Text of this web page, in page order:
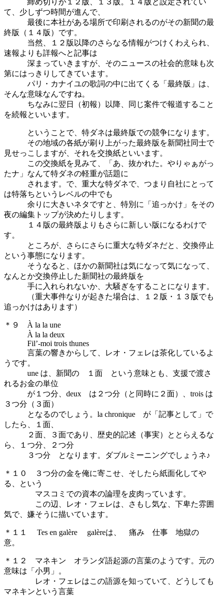
て、少しずつ時間が進んで、
最後に本社がある場所で印刷されるのがその新聞の最
終版（１４版）です。
当然、１２版以降のさらなる情報がつけくわえられ、
速報よりも詳報へと記事は
深まっていきますが、そのニュースの社会的意味も次
第にはっきりしてきています。
パリ・カナイユの歌詞の中に出てくる「最終版」は、
そんな意味なんですね。
ちなみに翌日（初報）以降、同じ案件で報道すること
を続報といいます。
ということで、特ダネは最終版での競争になります。
その地域の各紙が刷り上がった最終版を新聞社同士で
見せっこしますが、それを交換紙といいます。
この交換紙を見みて、「あ、抜かれた。やりゃぁがっ
たナ」なんて特ダネの軽重が話題に
されます。で、重大な特ダネで、つまり自社にとって
は特落ちというレベルの中でも
余りに大きいネタですと、特別に「追っかけ」をその
夜の編集トップが決めたりします。
１４版の最終版よりもさらに新しい版になるわけで
す。
ところが、さらにさらに重大な特ダネだと、交換停止
という事態になります。
そうなると、ほかの新聞社は気になって気になって、
なんとか交換停止した新聞社の最終版を
手に入れられないか、大騒ぎをすることになります。
（重大事件なりが起きた場合は、１２版・１３版でも
追っかけはあります）
＊９ À la la une
À la la deux
Fil’-moi trois thunes
言葉の響きからして、レオ・フェレは茶化しているよ
うです。
une は、新聞の １面 という意味とも、支援で渡さ
れるお金の単位
が１つ分、deux は２つ分（と同時に２面）、trois は
３つ分（３面）
となるのでしょう。la chronique が「記事として」で
したら、１面、
２面、３面であり、歴史的記述（事実）ととらえるな
ら、１つ分、２つ分
３つ分 となります。ダブルミーニングでしょうネ♪
＊１０ ３つ分の金を俺に寄こせ、そしたら紙面化してや
る、という
マスコミでの資本の論理を皮肉っています。
この辺、レオ・フェレは、さもし気な、下卑た雰囲
気で、嫌そうに描いています。
＊１１ Tes en galère galèreは、 痛み 仕事 地獄の
意。
＊１２ マネキン オランダ語起源の言葉のようです。元の
意味は「小男」。
レオ・フェレはこの語源を知っていて、どうしても
マネキンという言葉